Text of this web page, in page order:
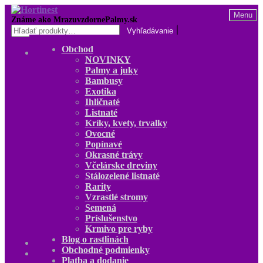
Preskočiť
na
navigáciu
Preskočiť
na
obsah
Hľadať:
Menu
Obchod
NOVINKY
Palmy a juky
Bambusy
Exotika
Ihličnaté
Listnaté
Kríky, kvety, trvalky
Ovocné
Popínavé
Okrasné trávy
Včelárske dreviny
Stálozelené listnaté
Rarity
Vzrastlé stromy
Semená
Príslušenstvo
Krmivo pre ryby
Blog o rastlinách
O nás
Obchod
NOVINKY
Palmy a juky
Bambusy
Exotika
Ihličnaté
Listnaté
Kríky, kvety, trvalky
Ovocné
Popínavé
Okrasné trávy
Včelárske dreviny
Stálozelené listnaté
Rarity
Vzrastlé stromy
Semená
Príslušenstvo
Krmivo pre ryby
Blog o rastlinách
Obchodné podmienky
Platba a dodanie